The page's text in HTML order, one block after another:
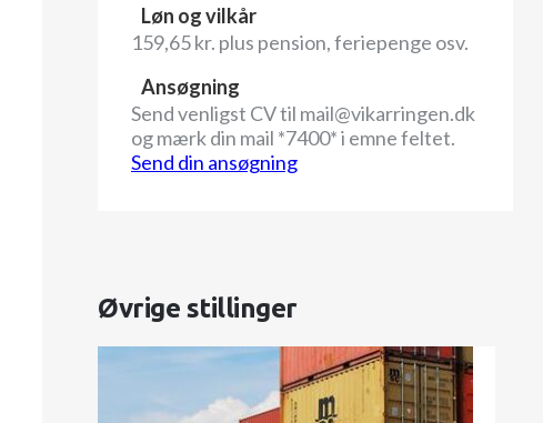
Løn og vilkår
159,65 kr. plus pension, feriepenge osv.
Ansøgning
Send venligst CV til mail@vikarringen.dk
og mærk din mail *7400* i emne feltet.
Send din ansøgning
Øvrige stillinger